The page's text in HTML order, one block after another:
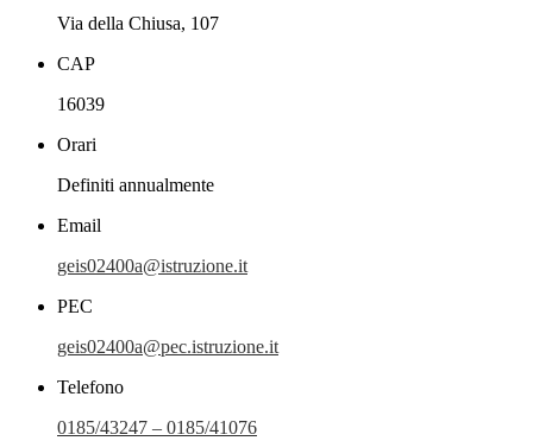
Via della Chiusa, 107
CAP
16039
Orari
Definiti annualmente
Email
geis02400a@istruzione.it
PEC
geis02400a@pec.istruzione.it
Telefono
0185/43247 – 0185/41076